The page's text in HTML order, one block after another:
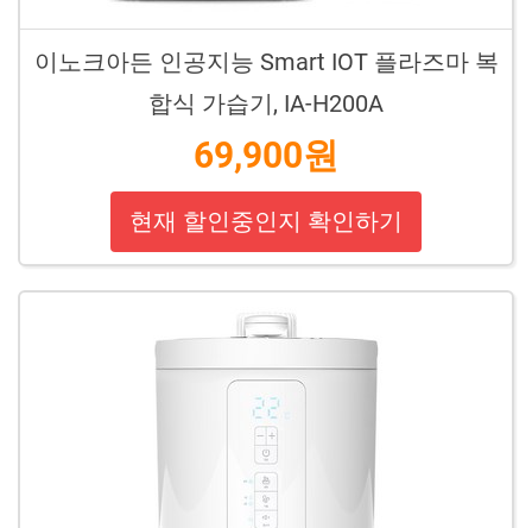
이노크아든 인공지능 Smart IOT 플라즈마 복
합식 가습기, IA-H200A
69,900원
현재 할인중인지 확인하기